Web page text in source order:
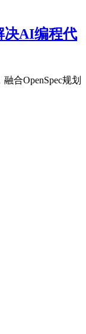
决AI编程代
合OpenSpec规划